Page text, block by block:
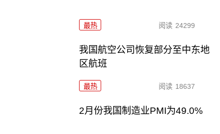
最热 阅读 24299
我国航空公司恢复部分至中东地
区航班
最热 阅读 18637
2月份我国制造业PMI为49.0%